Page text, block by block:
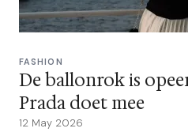
FASHION
De ballonrok is
Prada doet mee
12 May 2026